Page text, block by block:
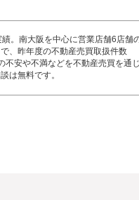
。南大阪を中心に営業店舗6店舗
、昨年度の不動産売買取扱件数
不安や不満などを不動産売買を通じ
は無料です。